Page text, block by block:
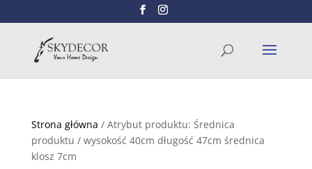
Strona główna / Atrybut produktu: Średnica
produktu / wysokość 40cm długość 47cm średnica
klosz 7cm